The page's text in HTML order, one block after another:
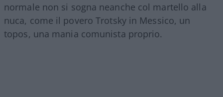
normale non si sogna neanche col martello alla
nuca, come il povero Trotsky in Messico, un
topos, una mania comunista proprio.